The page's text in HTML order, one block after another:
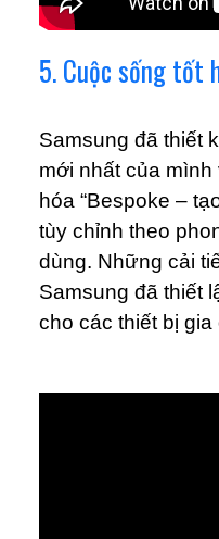
5. Cuộc sống tốt
Samsung đã thiết
mới nhất của
hóa “Bespoke –
tùy chỉnh theo
dùng. Những cải
Samsung đã thiết
cho các thiết bị gia